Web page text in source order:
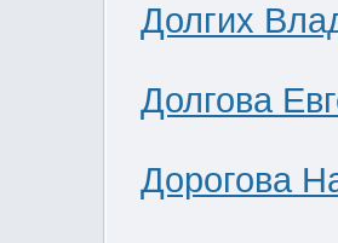
Долгих
Долгова
Дорогова